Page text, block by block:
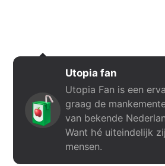
Utopia fan
Utopia Fan is een
graag de
van bekende
Want hé uiteindelijk
mensen.